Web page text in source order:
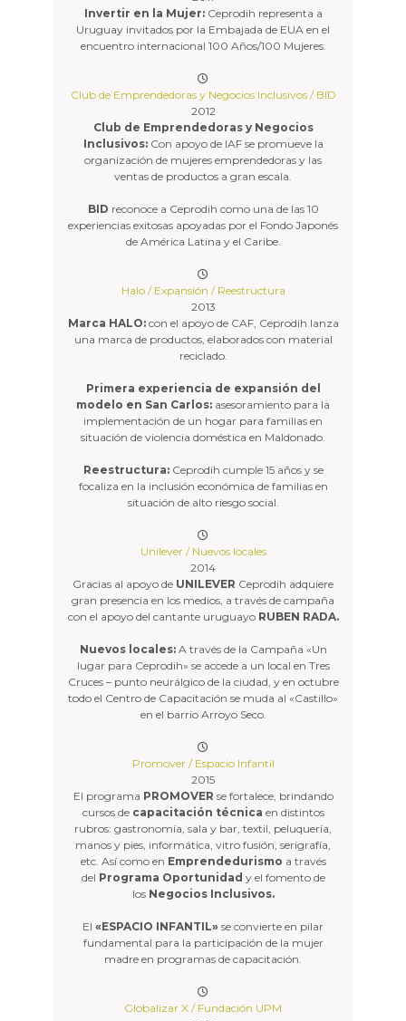
Invertir en la Mujer: Ceprodih representa a
Uruguay invitados por la Embajada de EUA en el
encuentro internacional 100 Años/100 Mujeres.
Club de Emprendedoras y Negocios Inclusivos / BID
2012
Club de Emprendedoras y Negocios
Inclusivos: Con apoyo de IAF se promueve la
organización de mujeres emprendedoras y las
ventas de productos a gran escala.
BID reconoce a Ceprodih como una de las 10
experiencias exitosas apoyadas por el Fondo Japonés
de América Latina y el Caribe.
Halo / Expansión / Reestructura
2013
Marca HALO: con el apoyo de CAF, Ceprodih lanza
una marca de productos, elaborados con material
reciclado.
Primera experiencia de expansión del
modelo en San Carlos: asesoramiento para la
implementación de un hogar para familias en
situación de violencia doméstica en Maldonado.
Reestructura: Ceprodih cumple 15 años y se
focaliza en la inclusión económica de familias en
situación de alto riesgo social.
Unilever / Nuevos locales
2014
Gracias al apoyo de UNILEVER Ceprodih adquiere
gran presencia en los medios, a través de campaña
con el apoyo del cantante uruguayo RUBEN RADA.
Nuevos locales: A través de la Campaña «Un
lugar para Ceprodih» se accede a un local en Tres
Cruces – punto neurálgico de la ciudad, y en octubre
todo el Centro de Capacitación se muda al «Castillo»
en el barrio Arroyo Seco.
Promover / Espacio Infantil
2015
El programa PROMOVER se fortalece, brindando
cursos de capacitación técnica en distintos
rubros: gastronomía, sala y bar, textil, peluquería,
manos y pies, informática, vitro fusión, serigrafía,
etc. Así como en Emprendedurismo a través
del Programa Oportunidad y el fomento de
los Negocios Inclusivos.
El «ESPACIO INFANTIL» se convierte en pilar
fundamental para la participación de la mujer
madre en programas de capacitación.
Globalizar X / Fundación UPM